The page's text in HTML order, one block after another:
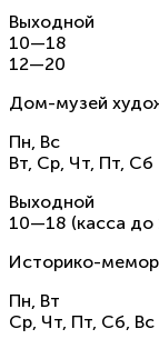
Выходной
10—18
12—20
Дом-музей
Пн, Вс
Вт, Ср, Чт, Пт, Сб
Выходной
10—18 (касса
Историко-
Пн, Вт
Ср, Чт, Пт, Сб, Вс